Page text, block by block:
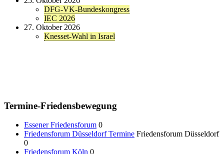
DFG-VK-Bundeskongress
IEC 2026
27. Oktober 2026
Knesset-Wahl in Israel
Termine-Friedensbewegung
Essener Friedensforum 0
Friedensforum Düsseldorf Termine Friedensforum Düsseldorf
0
Friedensforum Köln 0